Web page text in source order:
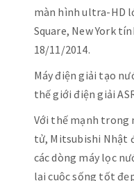
màn hình ultra-HD
Square, New York
18/11/2014.
Máy điện giải tạo
thế giới điện giải
Với thế mạnh trong
tử, Mitsubishi Nhật
các dòng máy lọc
lại cuộc sống tốt